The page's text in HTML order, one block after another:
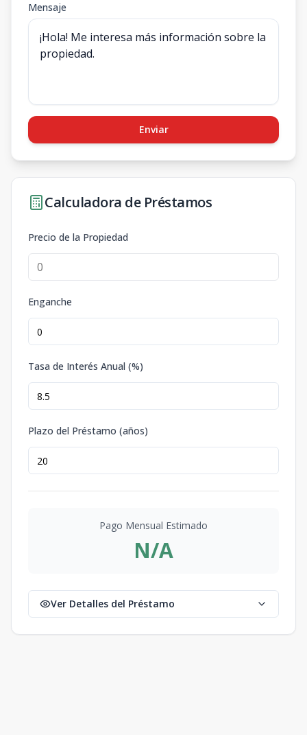
Mensaje
Enviar
Calculadora de Préstamos
Precio de la Propiedad
Enganche
Tasa de Interés Anual (%)
Plazo del Préstamo (años)
Pago Mensual Estimado
N/A
Ver Detalles del Préstamo